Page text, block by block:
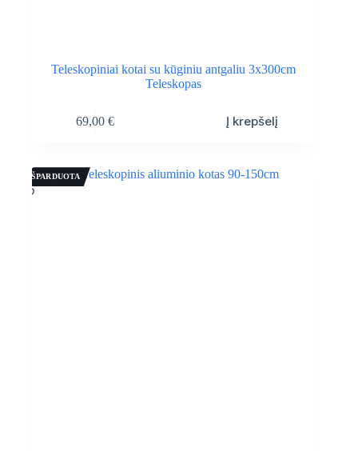
Teleskopiniai kotai su kūginiu antgaliu 3x300cm
Teleskopas
69,00 € Į krepšelį
IŠPARDUOTA